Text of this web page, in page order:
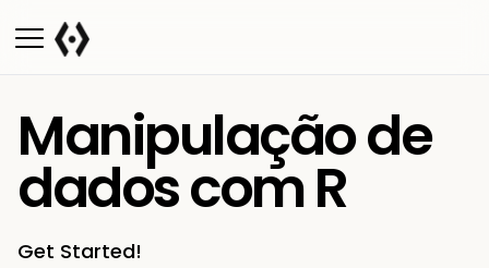
Manipulação de
dados com R
Get Started!